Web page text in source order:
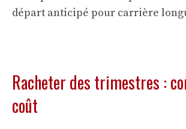
départ anticipé pour carrière
Racheter des trimestres :
coût